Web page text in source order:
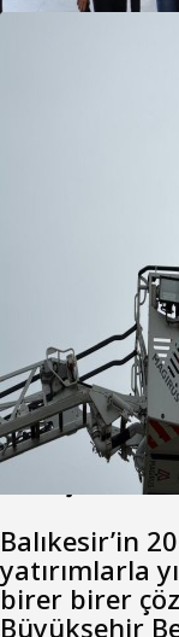
Büyükşehir
Bandırma ile
05 Ağustos 2026
Anasayfa/Gündem/
hemşerim!
Akın:
hemşerim!
Balıkesir’in
yatırımlarla
birer birer
Büyükşehir